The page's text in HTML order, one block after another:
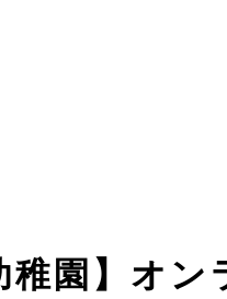
稚園】オ